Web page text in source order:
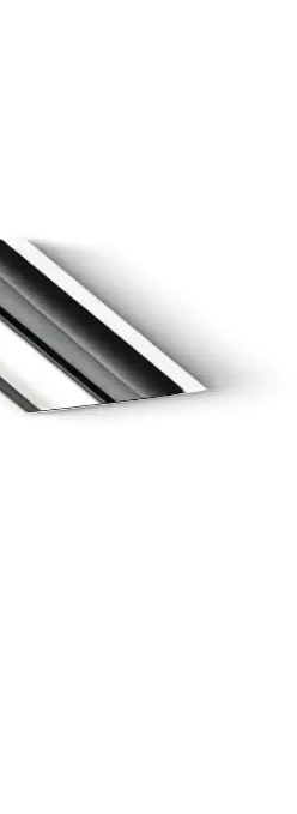
günlük kullanım için idealdir.
güvenli ve dermatolojik testli bir
süre kalıcı ve parlak sonuçlar sunar.